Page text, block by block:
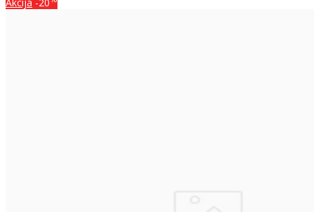
Akcija -20